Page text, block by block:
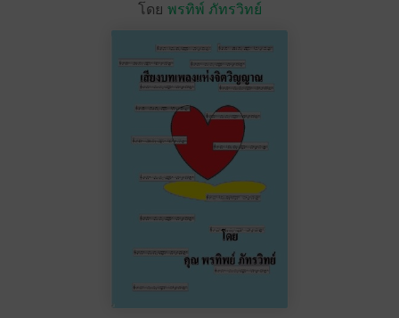
โดย พรทิพ์ ภัทรวิทย์